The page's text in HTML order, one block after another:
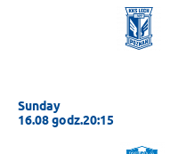
Sunday
16.08 godz.20:15